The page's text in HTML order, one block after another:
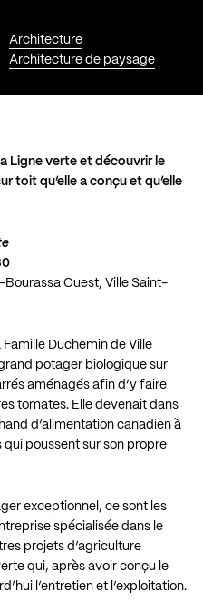
Architecture
Architecture de paysage
Ligne verte et découvrir le
toit qu’elle a conçu et qu’elle
Ouest, Ville Saint-
Famille Duchemin de Ville
potager biologique sur
aménagés afin d’y faire
tomates. Elle devenait dans
d’alimentation canadien à
poussent sur son propre
exceptionnel, ce sont les
spécialisée dans le
projets d’agriculture
qui, après avoir conçu le
l’entretien et l’exploitation.